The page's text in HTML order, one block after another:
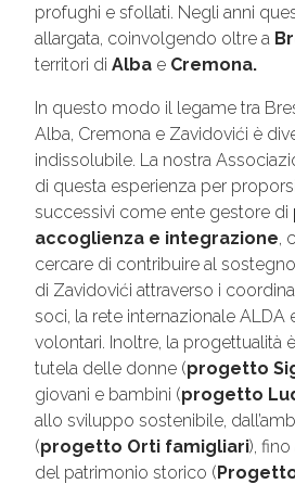
profughi e sfollati. Negli anni
allargata, coinvolgendo oltre a
territori di Alba e Cremona.
In questo modo il legame tra
Alba, Cremona e Zavidovići è
indissolubile. La nostra
di questa esperienza per
successivi come ente gestore di
accoglienza e integrazione,
cercare di contribuire al
di Zavidovići attraverso i
soci, la rete internazionale ALDA
volontari. Inoltre, la progettualità
tutela delle donne (progetto
giovani e bambini (progetto
allo sviluppo sostenibile,
(progetto Orti famigliari),
del patrimonio storico (